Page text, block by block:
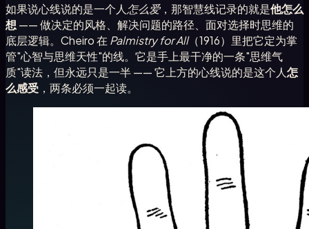
如果说心线说的是一个人 怎么爱，那智慧线记录的就是他怎么
想 —— 做决定的风格、解决问题的路径、面对选择时思维的
底层逻辑。Cheiro 在 Palmistry for All（1916）里把它定为掌
管"心智与思维天性"的线。它是手上最干净的一条"思维气
质"读法，但永远只是一半 —— 它上方的心线说的是这个人怎
么感受 ，两条必须一起读。